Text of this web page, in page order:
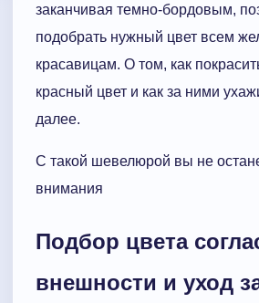
заканчивая темно-бордовым,
подобрать нужный цвет всем
красавицам. О том, как
красный цвет и как за ними
далее.
С такой шевелюрой вы не
внимания
Подбор цвета
внешности и уход